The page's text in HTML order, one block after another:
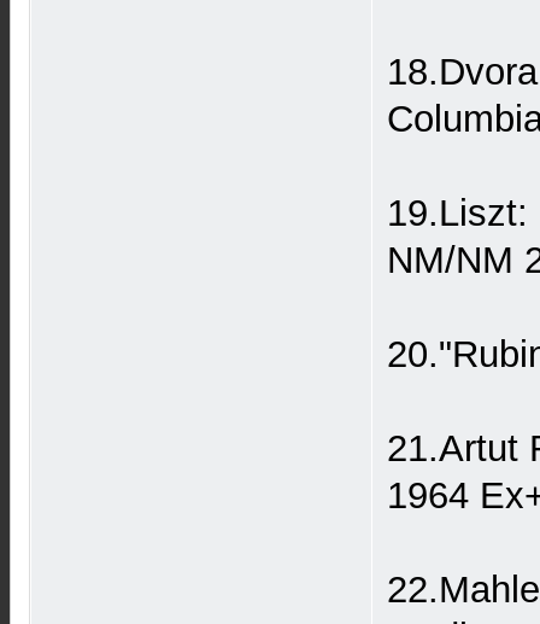
19.Liszt:
NM/NM
21.Artut
1964